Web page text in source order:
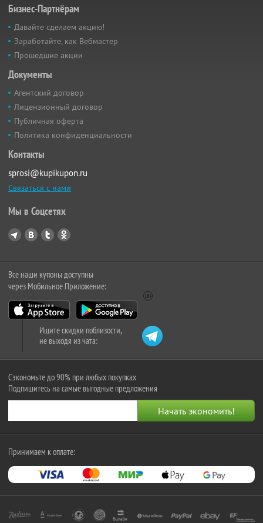
Бизнес-Партнёрам
Давайте сделаем акцию!
Заработайте, как Вебмастер
Прошедшие акции
Документы
Агентский договор
Лицензионный договор
Публичная оферта
Политика конфиденциальности
Контакты
sprosi@kupikupon.ru
Связаться с нами
Мы в Соцсетях
Все наши купоны доступны
через Мобильное Приложение:
Ищите скидки поблизости,
не выходя из чата:
Сэкономьте до 90% при любых покупках
Подпишитесь на самые выгодные предложения
Принимаем к оплате: